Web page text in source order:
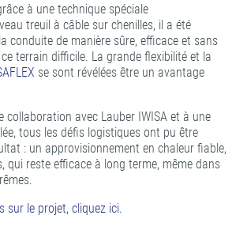
à une technique spéciale
treuil à câble sur chenilles, il a été
conduite de manière sûre, efficace et sans
terrain difficile. La grande flexibilité et la
se sont révélées être un avantage
collaboration avec Lauber IWISA et à une
tous les défis logistiques ont pu être
: un approvisionnement en chaleur fiable,
qui reste efficace à long terme, même dans
sur le projet, cliquez ici.